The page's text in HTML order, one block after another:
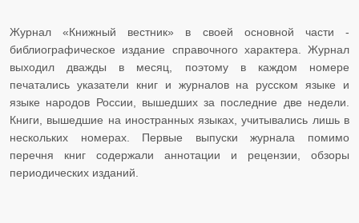
Журнал «Книжный вестник» в своей основной части -
библиографическое издание справочного характера. Журнал
выходил дважды в месяц, поэтому в каждом номере
печатались указатели книг и журналов на русском языке и
языке народов России, вышедших за последние две недели.
Книги, вышедшие на иностранных языках, учитывались лишь в
нескольких номерах. Первые выпуски журнала помимо
перечня книг содержали аннотации и рецензии, обзоры
периодических изданий.